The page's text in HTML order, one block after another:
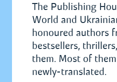
The Publishing
World and
honoured authors
bestsellers,
them. Most of
newly-translated.